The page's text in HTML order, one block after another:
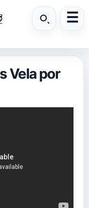
Vela por